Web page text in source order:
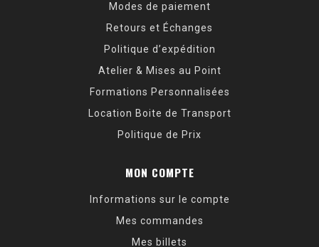
Modes de paiement
Retours et Échanges
Politique d’expédition
Atelier & Mises au Point
Formations Personnalisées
Location Boite de Transport
Politique de Prix
MON COMPTE
Informations sur le compte
Mes commandes
Mes billets